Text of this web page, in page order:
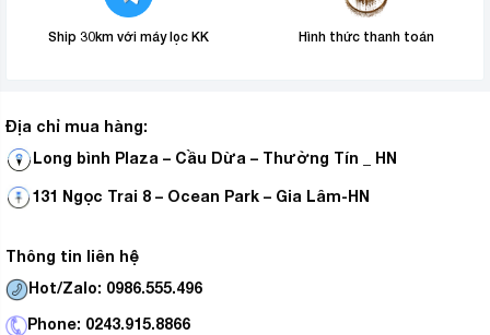
Ship 30km với máy lọc KK Hình thức thanh toán
Địa chỉ mua hàng:
Long bình Plaza – Cầu Dừa – Thường Tín _ HN
131 Ngọc Trai 8 – Ocean Park – Gia Lâm-HN
Thông tin liên hệ
Hot/Zalo: 0986.555.496
Phone: 0243.915.8866